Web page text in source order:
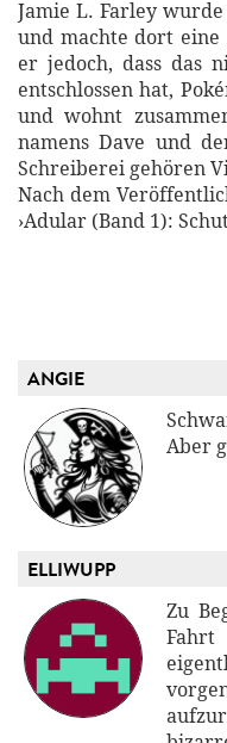
Jamie L. Farley
und machte dort eine
er jedoch, dass das
entschlossen hat,
und wohnt
namens Dave und
Schreiberei gehören
Nach dem
›Adular (Band 1):
ANGIE
Aber
ELLIWUPP
Zu